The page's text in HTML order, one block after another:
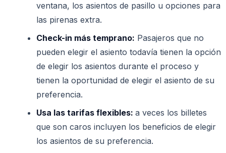
ventana, los asientos de pasillo u opciones para
las pirenas extra.
Check-in más temprano: Pasajeros que no
pueden elegir el asiento todavía tienen la opción
de elegir los asientos durante el proceso y
tienen la oportunidad de elegir el asiento de su
preferencia.
Usa las tarifas flexibles: a veces los billetes
que son caros incluyen los beneficios de elegir
los asientos de su preferencia.